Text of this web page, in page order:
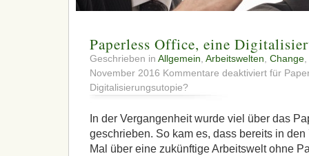
Paperless Office, eine
Geschrieben in Allgemein Arbeitswelten Change
November 2016 Kommentare deaktiviert für
Digitalisierungsutopie?
In der Vergangenheit wurde viel über das
geschrieben. So kam es, dass bereits in
Mal über eine zukünftige Arbeitswelt ohne